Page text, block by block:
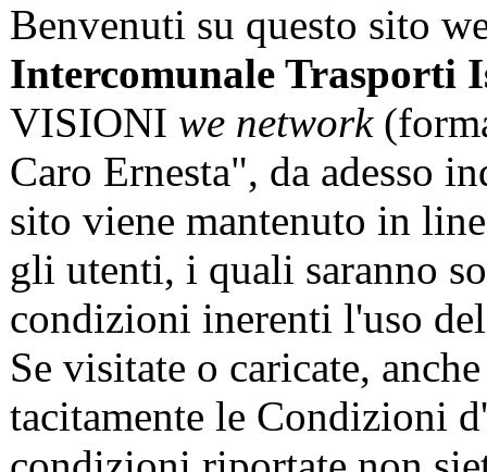
Benvenuti su questo sito
Intercomunale Trasporti
VISIONI we network
Caro Ernesta", da adesso
sito viene mantenuto in
gli utenti, i quali saranno
condizioni inerenti l'uso
Se visitate o caricate,
tacitamente le Condizioni